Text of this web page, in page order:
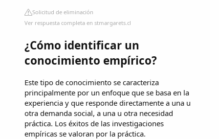
Solicitud de eliminación
Ver respuesta completa en stmargarets.cl
¿Cómo identificar un
conocimiento empírico?
Este tipo de conocimiento se caracteriza
principalmente por un enfoque que se basa en la
experiencia y que responde directamente a una u
otra demanda social, a una u otra necesidad
práctica. Los éxitos de las investigaciones
empíricas se valoran por la práctica.